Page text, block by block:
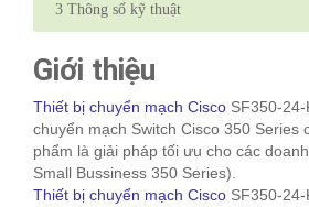
3 Thông số kỹ thuật
Giới thiệu
Thiết bị chuyển mạch Cisco SF350-
chuyển mạch Switch Cisco 350 Series
phẩm là giải pháp tối ưu cho các
Small Bussiness 350 Series).
Thiết bị chuyển mạch Cisco SF350-